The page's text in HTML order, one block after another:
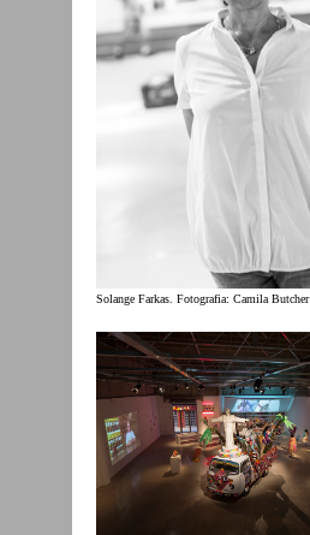
Solange Farkas. Fotografia: Camila Butcher